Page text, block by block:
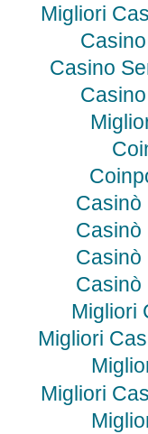
Migliori
Casino
Casinò
Casinò
Casinò
Casinò
Migliori
Migliori
Migliori